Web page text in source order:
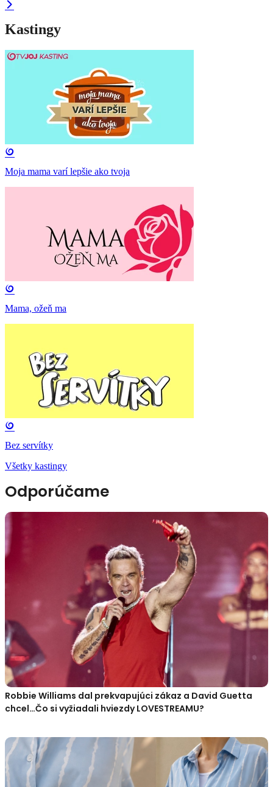
Kastingy
Moja mama varí lepšie ako tvoja
Mama, ožeň ma
Bez servítky
Všetky kastingy
Odporúčame
Robbie Williams dal prekvapujúci zákaz a David Guetta
chcel…Čo si vyžiadali hviezdy LOVESTREAMU?